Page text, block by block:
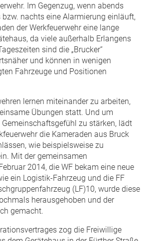
Im Gegenzug, wenn abends
nachts eine Alarmierung einläuft,
der Werkfeuerwehr eine lange
da viele außerhalb Erlangens
sind die „Brucker“
und können in wenigen
Fahrzeuge und Positionen
lernen miteinander zu arbeiten,
Übungen statt. Und um
zu stärken, lädt
die Kameraden aus Bruck
wie beispielsweise zu
Mit der gemeinsamen
2014, die WF bekam eine neue
ein Logistik-Fahrzeug und die FF
(LF)10, wurde diese
herausgehoben und der
gemacht.
zog die Freiwillige